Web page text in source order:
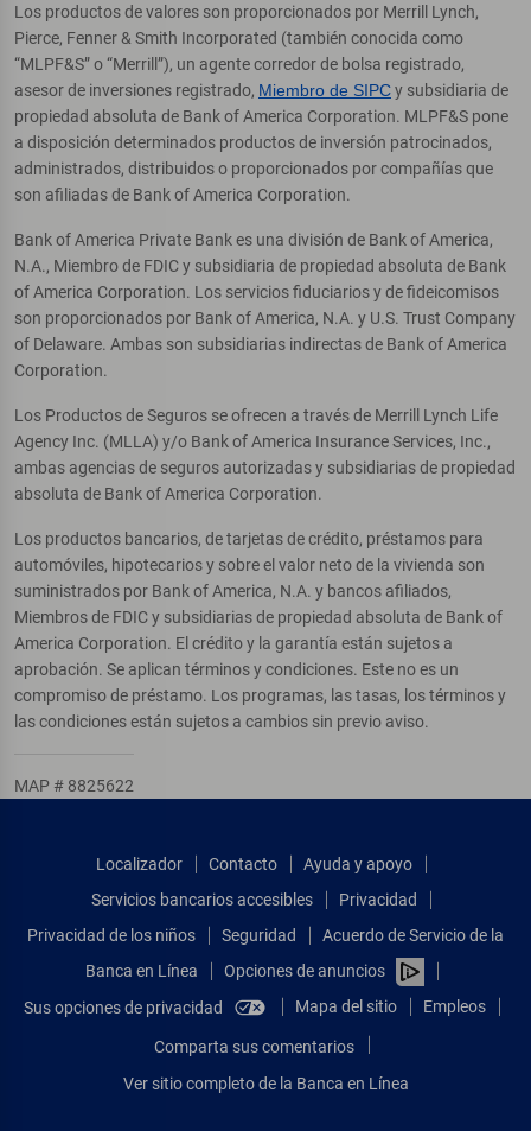
Los productos de valores son proporcionados por Merrill Lynch,
Pierce, Fenner & Smith Incorporated (también conocida como
“MLPF&S” o “Merrill”), un agente corredor de bolsa registrado,
asesor de inversiones registrado, Miembro de SIPCy subsidiaria de
propiedad absoluta de Bank of America Corporation. MLPF&S pone
a disposición determinados productos de inversión patrocinados,
administrados, distribuidos o proporcionados por compañías que
son afiliadas de Bank of America Corporation.
Bank of America Private Bank es una división de Bank of America,
N.A., Miembro de FDIC y subsidiaria de propiedad absoluta de Bank
of America Corporation. Los servicios fiduciarios y de fideicomisos
son proporcionados por Bank of America, N.A. y U.S. Trust Company
of Delaware. Ambas son subsidiarias indirectas de Bank of America
Corporation.
Los Productos de Seguros se ofrecen a través de Merrill Lynch Life
Agency Inc. (MLLA) y/o Bank of America Insurance Services, Inc.,
ambas agencias de seguros autorizadas y subsidiarias de propiedad
absoluta de Bank of America Corporation.
Los productos bancarios, de tarjetas de crédito, préstamos para
automóviles, hipotecarios y sobre el valor neto de la vivienda son
suministrados por Bank of America, N.A. y bancos afiliados,
Miembros de FDIC y subsidiarias de propiedad absoluta de Bank of
America Corporation. El crédito y la garantía están sujetos a
aprobación. Se aplican términos y condiciones. Este no es un
compromiso de préstamo. Los programas, las tasas, los términos y
las condiciones están sujetos a cambios sin previo aviso.
MAP # 8825622
Localizador Contacto
Ayuda y apoyo
Servicios bancarios accesibles
Privacidad
Privacidad de los niños
Seguridad
Acuerdo de Servicio de la
Banca en Línea
Opciones de anuncios
Sus opciones de privacidad
Mapa del sitio Empleos
Comparta sus comentarios
Ver sitio completo de la Banca en Línea